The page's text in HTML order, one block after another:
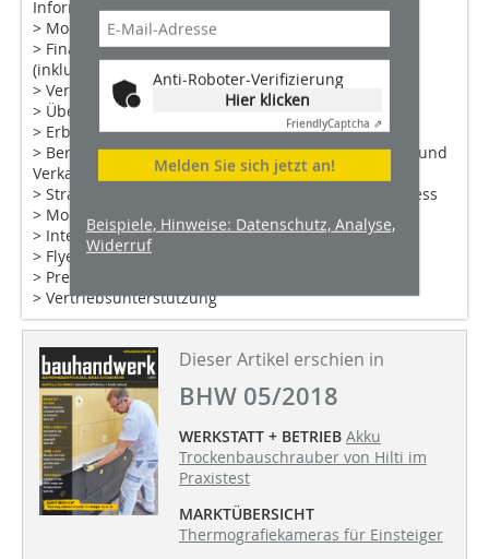
Informationsoffenlegung)
> Moderation der Verhandlungen / Preisfindung
> Finanzierungskonzeption / Kapitalbeschaffung
(inklusive Fördermittel)
> Vertragsgestaltungen / Vertragsprüfungen
> Überprüfung Rechtsform / Rechtsformwahl
> Erbrecht
> Beratung zu steuerlichen Auswirkungen der Kauf- und
Verkaufsmoda­litäten
> Strategischer Kommunikations- und Vertriebsprozess
> Modernisierung Außenauftritt / Erscheinungsbild
> Internetauftritt
> Flyer / Broschüren / Kundenmagazine
> Pressearbeit
> Vertriebsunterstützung
Dieser Artikel erschien in
BHW 05/2018
WERKSTATT + BETRIEB Akku
Trockenbauschrauber von Hilti im
Praxistest
MARKTÜBERSICHT
Thermografiekameras für Einsteiger
Anti-Roboter-Verifizierung
Hier klicken
FriendlyCaptcha ⇗
Melden Sie sich jetzt an!
Beispiele, Hinweise: Datenschutz, Analyse,
Widerruf